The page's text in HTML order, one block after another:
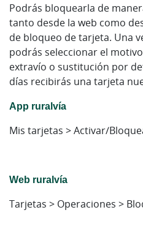
Podrás bloquearla de
tanto desde la web como
de bloqueo de tarjeta. Una
podrás seleccionar el
extravío o sustitución por
días recibirás una tarjeta
App ruralvía
Mis tarjetas > Activar/
Web ruralvía
Tarjetas > Operaciones >